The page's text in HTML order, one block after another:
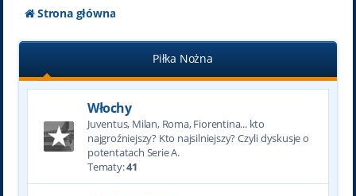
Strona główna
Piłka Nożna
Włochy
Juventus, Milan, Roma, Fiorentina... kto
najgroźniejszy? Kto najsilniejszy? Czyli dyskusje o
potentatach Serie A.
Tematy:41